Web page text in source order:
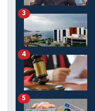
3
4
5